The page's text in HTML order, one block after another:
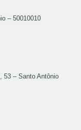
– 50010010
53 – Santo Antônio